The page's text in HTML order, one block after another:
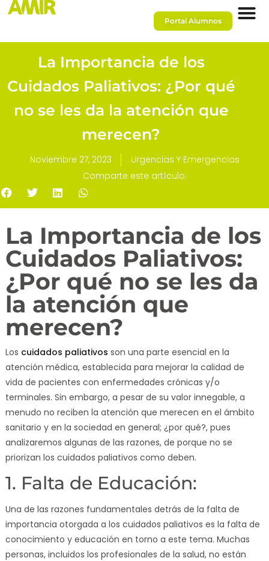
Portal Alumnos
La Importancia de los
Cuidados Paliativos: ¿Por qué
no se les da la atención que
merecen?
Noviembre 27, 2023
Urgencias Y Emergencias
Comparte este artículo:
La Importancia de los
Cuidados Paliativos:
¿Por qué no se les da
la atención que
merecen?
Los cuidados paliativos son una parte esencial en la
atención médica, establecida para mejorar la calidad de
vida de pacientes con enfermedades crónicas y/o
terminales. Sin embargo, a pesar de su valor innegable, a
menudo no reciben la atención que merecen en el ámbito
sanitario y en la sociedad en general; ¿por qué?, pues
analizaremos algunas de las razones, de porque no se
priorizan los cuidados paliativos como deben.
1. Falta de Educación:
Una de las razones fundamentales detrás de la falta de
importancia otorgada a los cuidados paliativos es la falta de
conocimiento y educación en torno a este tema. Muchas
personas, incluidos los profesionales de la salud, no están